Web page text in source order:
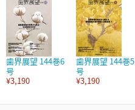
歯界展望 144巻6
号
¥3,190
歯界展望 144巻5
号
¥3,190